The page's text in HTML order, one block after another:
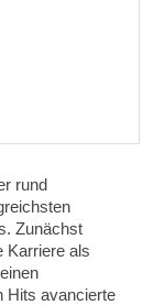
rund
Zunächst
Karriere als
Hits avancierte